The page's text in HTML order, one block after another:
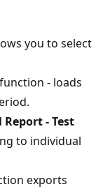
you to select
function - loads
Report - Test
to individual
exports